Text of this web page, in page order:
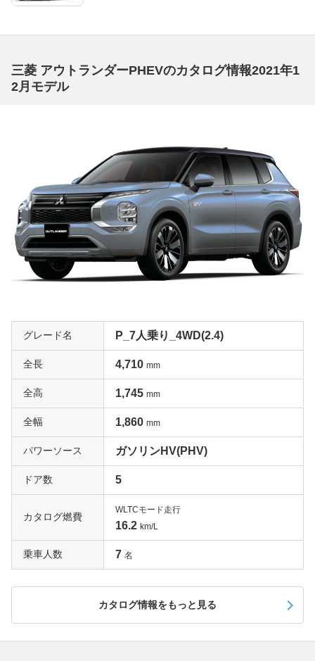
三菱 アウトランダーPHEVのカタログ情報2021年1
2月モデル
グレード名 P_7人乗り_4WD(2.4)
全長 4,710 mm
全高 1,745 mm
全幅 1,860 mm
パワーソース ガソリンHV(PHV)
ドア数 5
カタログ燃費
WLTCモード走行
16.2 km/L
乗車人数 7 名
カタログ情報をもっと見る